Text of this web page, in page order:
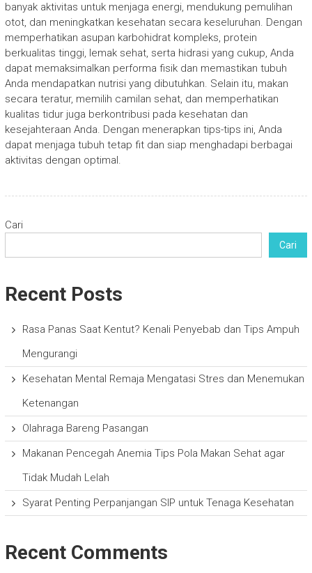
banyak aktivitas untuk menjaga energi, mendukung pemulihan
otot, dan meningkatkan kesehatan secara keseluruhan. Dengan
memperhatikan asupan karbohidrat kompleks, protein
berkualitas tinggi, lemak sehat, serta hidrasi yang cukup, Anda
dapat memaksimalkan performa fisik dan memastikan tubuh
Anda mendapatkan nutrisi yang dibutuhkan. Selain itu, makan
secara teratur, memilih camilan sehat, dan memperhatikan
kualitas tidur juga berkontribusi pada kesehatan dan
kesejahteraan Anda. Dengan menerapkan tips-tips ini, Anda
dapat menjaga tubuh tetap fit dan siap menghadapi berbagai
aktivitas dengan optimal.
Cari
Cari
Recent Posts
Rasa Panas Saat Kentut? Kenali Penyebab dan Tips Ampuh
Mengurangi
Kesehatan Mental Remaja Mengatasi Stres dan Menemukan
Ketenangan
Olahraga Bareng Pasangan
Makanan Pencegah Anemia Tips Pola Makan Sehat agar
Tidak Mudah Lelah
Syarat Penting Perpanjangan SIP untuk Tenaga Kesehatan
Recent Comments